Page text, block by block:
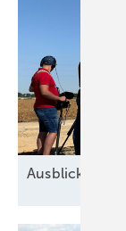
Ausblick der